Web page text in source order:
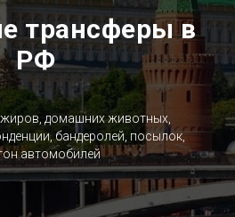
трансферы в
РФ
домашних животных,
бандеролей, посылок,
автомобилей